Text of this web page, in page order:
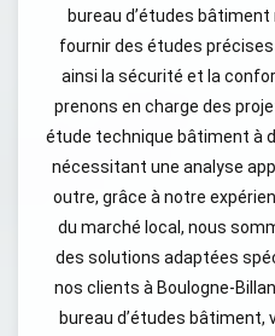
bureau d’études
fournir des études
ainsi la sécurité et la
prenons en charge des
étude technique bâtiment à
nécessitant une analyse
outre, grâce à notre
du marché local, nous
des solutions adaptées
nos clients à Boulogne-
bureau d’études bâtiment,